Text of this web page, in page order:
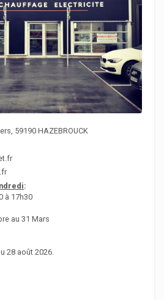
59190 HAZEBROUCK
:
à 17h30
au 31 Mars
28 août 2026.